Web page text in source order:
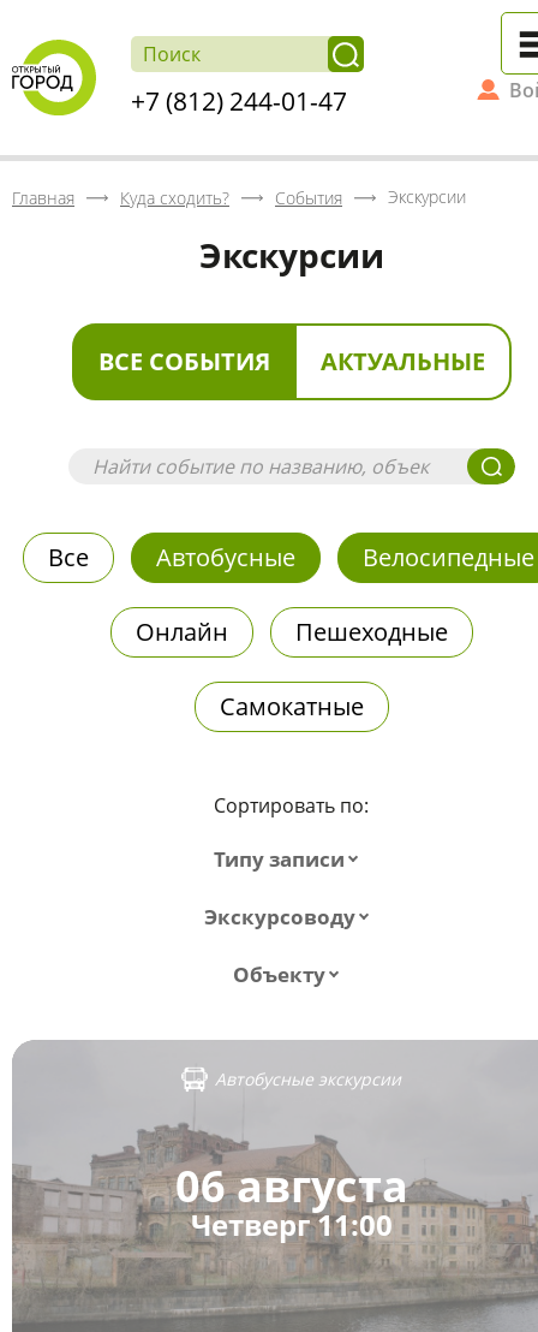
+7 (812) 244-01-47
Главная Куда сходить? События Экскурсии
Экскурсии
ВСЕ СОБЫТИЯ АКТУАЛЬНЫЕ
Все Автобусные Велосипедные
Онлайн Пешеходные
Самокатные
Сортировать по:
Типу записи
Экскурсоводу
Объекту
Автобусные экскурсии
06 августа
Четверг 11:00